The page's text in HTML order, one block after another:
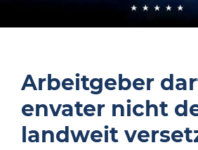
Arbeit­geber
en­vater nicht
land­weit